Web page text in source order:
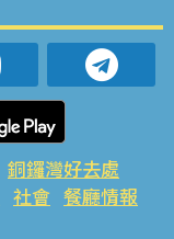
銅鑼灣好去處
社會 餐廳情報